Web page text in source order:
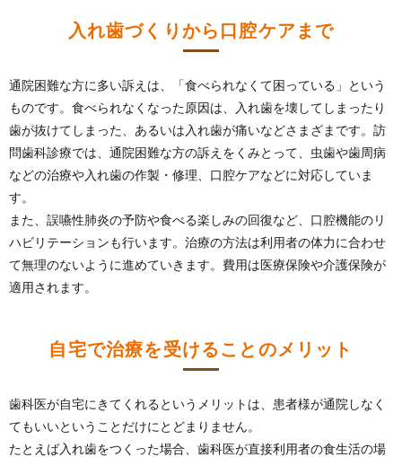
入れ歯づくりから口腔ケアまで
通院困難な方に多い訴えは、「食べられなくて困っている」という
ものです。食べられなくなった原因は、入れ歯を壊してしまったり
歯が抜けてしまった、あるいは入れ歯が痛いなどさまざまです。訪
問歯科診療では、通院困難な方の訴えをくみとって、虫歯や歯周病
などの治療や入れ歯の作製・修理、口腔ケアなどに対応していま
す。
また、誤嚥性肺炎の予防や食べる楽しみの回復など、口腔機能のリ
ハビリテーションも行います。治療の方法は利用者の体力に合わせ
て無理のないように進めていきます。費用は医療保険や介護保険が
適用されます。
自宅で治療を受けることのメリット
歯科医が自宅にきてくれるというメリットは、患者様が通院しなく
てもいいということだけにとどまりません。
たとえば入れ歯をつくった場合、歯科医が直接利用者の食生活の場